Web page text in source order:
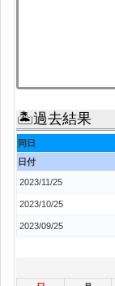
🏝過去結果
同日
日付
2023/11/25
2023/10/25
2023/09/25